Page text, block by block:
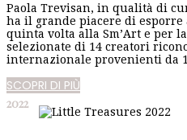
Paola Trevisan, in qualità di
ha il grande piacere di esporre
quinta volta alla Sm’Art e per
selezionate di 14 creatori
internazionale provenienti da
SCOPRI DI PIÙ
2022